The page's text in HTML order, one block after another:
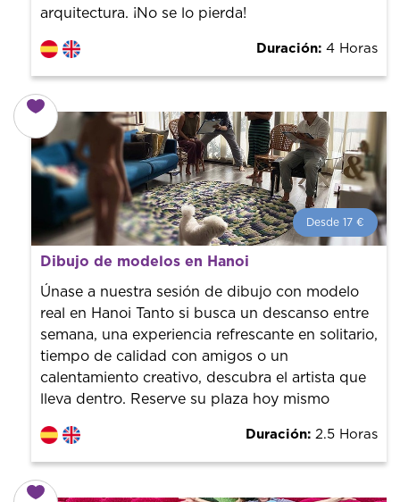
arquitectura. ¡No se lo pierda!
Duración: 4 Horas
Desde 17 €
Desde 17 € por persona.
¡Reserva con nosotros! Colaboramos con los mejores
guías de la ciudad para tener el mejor precio y servicio.
Dibujo de modelos en Hanoi
Únase a nuestra sesión de dibujo con modelo
real en Hanoi Tanto si busca un descanso entre
semana, una experiencia refrescante en solitario,
tiempo de calidad con amigos o un
calentamiento creativo, descubra el artista que
lleva dentro. Reserve su plaza hoy mismo
Duración: 2.5 Horas